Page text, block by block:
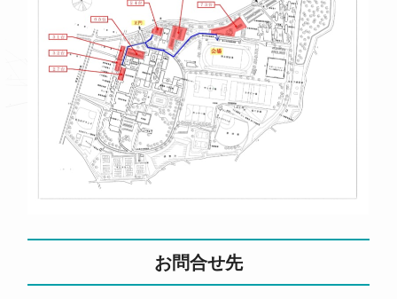
お問合せ先